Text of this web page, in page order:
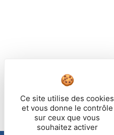
Ce site utilise des cookies
et vous donne le contrôle
sur ceux que vous
souhaitez activer